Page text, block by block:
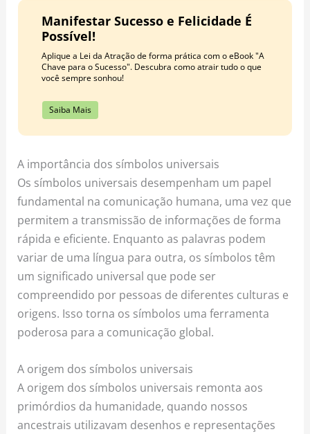
Manifestar Sucesso e Felicidade É
Possível!
Aplique a Lei da Atração de forma prática com o eBook "A
Chave para o Sucesso". Descubra como atrair tudo o que
você sempre sonhou!
Saiba Mais
A importância dos símbolos universais
Os símbolos universais desempenham um papel
fundamental na comunicação humana, uma vez que
permitem a transmissão de informações de forma
rápida e eficiente. Enquanto as palavras podem
variar de uma língua para outra, os símbolos têm
um significado universal que pode ser
compreendido por pessoas de diferentes culturas e
origens. Isso torna os símbolos uma ferramenta
poderosa para a comunicação global.
A origem dos símbolos universais
A origem dos símbolos universais remonta aos
primórdios da humanidade, quando nossos
ancestrais utilizavam desenhos e representações